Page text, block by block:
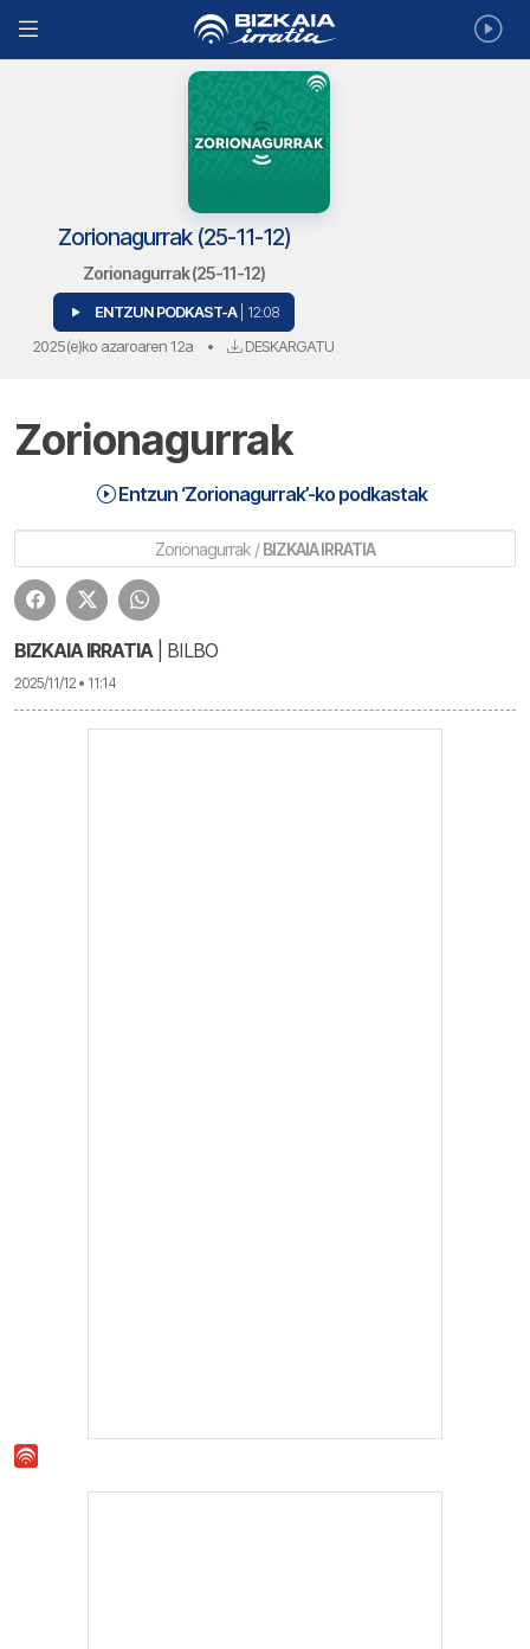
Zorionagurrak (25-11-12)
Zorionagurrak (25-11-12)
ENTZUN PODKAST-A | 12:08
2025(e)ko azaroaren 12a • DESKARGATU
Zorionagurrak
Entzun ‘Zorionagurrak’-ko podkastak
12:08 Zorionagurrak (25-11-12) | Zorionagurrak
Zorionagurrak /BIZKAIA IRRATIA
BIZKAIA IRRATIA| BILBO
2025/11/12 • 11:14